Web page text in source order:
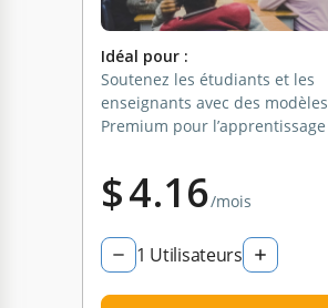
Idéal pour :
Soutenez les étudiants et les
enseignants avec des modèles
Premium pour l’apprentissage
$4.16/mois
1 Utilisateurs